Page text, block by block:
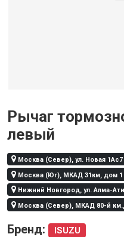
Рычаг
левый
Москва (Север), ул. Новая 1Ас7
Москва (Юг), МКАД 31км, дом 1
Нижний Новгород, ул. Алма-
Москва (Север), МКАД 80-й км.,
Бренд: ISUZU